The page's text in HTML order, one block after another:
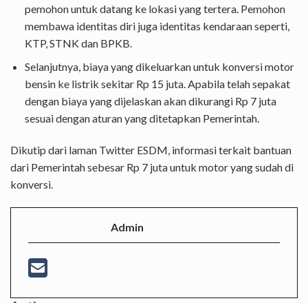
pemohon untuk datang ke lokasi yang tertera. Pemohon
membawa identitas diri juga identitas kendaraan seperti,
KTP, STNK dan BPKB.
Selanjutnya, biaya yang dikeluarkan untuk konversi motor
bensin ke listrik sekitar Rp 15 juta. Apabila telah sepakat
dengan biaya yang dijelaskan akan dikurangi Rp 7 juta
sesuai dengan aturan yang ditetapkan Pemerintah.
Dikutip dari laman Twitter ESDM, informasi terkait bantuan
dari Pemerintah sebesar Rp 7 juta untuk motor yang sudah di
konversi.
Admin